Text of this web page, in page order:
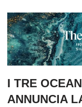
I TRE
ANNUNCIA